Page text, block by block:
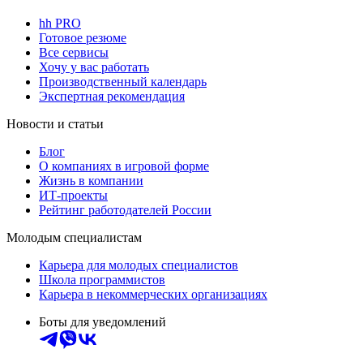
hh PRO
Готовое резюме
Все сервисы
Хочу у вас работать
Производственный календарь
Экспертная рекомендация
Новости и статьи
Блог
О компаниях в игровой форме
Жизнь в компании
ИТ-проекты
Рейтинг работодателей России
Молодым специалистам
Карьера для молодых специалистов
Школа программистов
Карьера в некоммерческих организациях
Боты для уведомлений